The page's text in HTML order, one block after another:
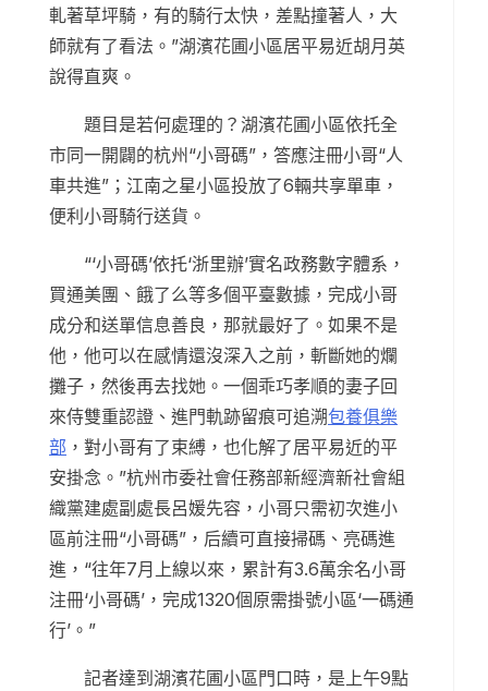
軋著草坪騎，有的騎行太快，差點撞著人，大
師就有了看法。”湖濱花圃小區居平易近胡月英
說得直爽。
題目是若何處理的？湖濱花圃小區依托全
市同一開闢的杭州“小哥碼”，答應注冊小哥“人
車共進”；江南之星小區投放了6輛共享單車，
便利小哥騎行送貨。
“‘小哥碼’依托‘浙里辦’實名政務數字體系，
買通美團、餓了么等多個平臺數據，完成小哥
成分和送單信息善良，那就最好了。如果不是
他，他可以在感情還沒深入之前，斬斷她的爛
攤子，然後再去找她。一個乖巧孝順的妻子回
來侍雙重認證、進門軌跡留痕可追溯包養俱樂
部 ，對小哥有了束縛，也化解了居平易近的平
安掛念。”杭州市委社會任務部新經濟新社會組
織黨建處副處長呂媛先容，小哥只需初次進小
區前注冊“小哥碼”，后續可直接掃碼、亮碼進
進，“往年7月上線以來，累計有3.6萬余名小哥
注冊‘小哥碼’，完成1320個原需掛號小區‘一碼通
行’。”
記者達到湖濱花圃小區門口時，是上午9點